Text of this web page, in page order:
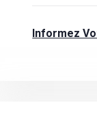
Informez